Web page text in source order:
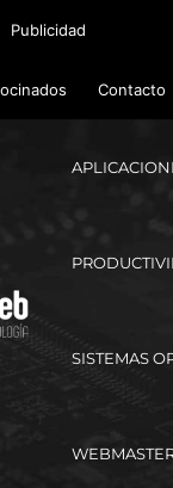
Publicidad
Contacto
SISTEMAS